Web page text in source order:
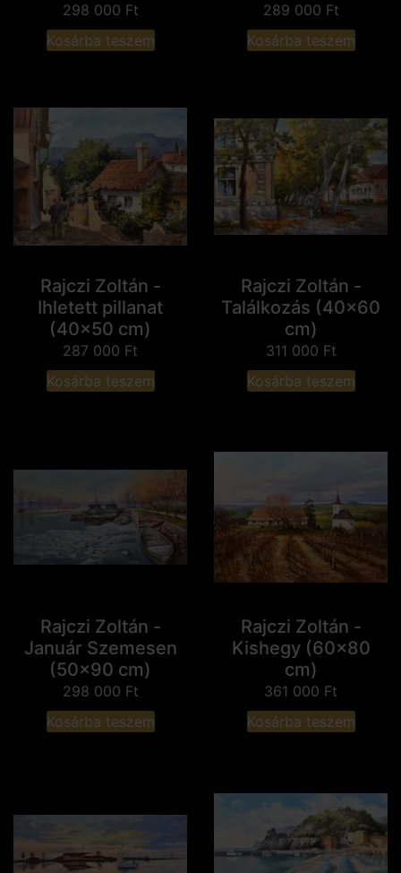
298 000 Ft
Kosárba teszem
289 000 Ft
Kosárba teszem
Rajczi Zoltán -
Ihletett pillanat
(40x50 cm)
287 000 Ft
Kosárba teszem
Rajczi Zoltán -
Találkozás (40x60
cm)
311 000 Ft
Kosárba teszem
Rajczi Zoltán -
Január Szemesen
(50x90 cm)
298 000 Ft
Kosárba teszem
Rajczi Zoltán -
Kishegy (60x80
cm)
361 000 Ft
Kosárba teszem